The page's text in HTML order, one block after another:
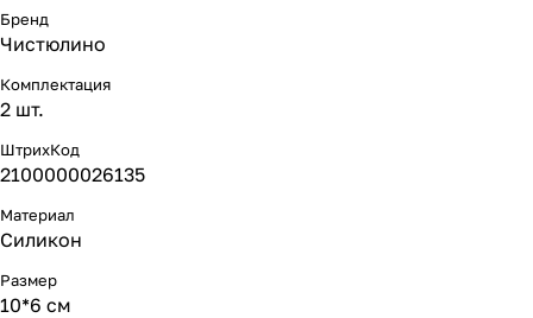
Бренд
Чистюлино
Комплектация
2 шт.
ШтрихКод
2100000026135
Материал
Силикон
Размер
10*6 см